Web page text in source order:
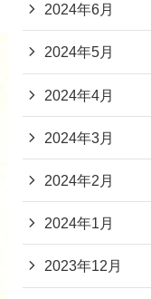
2024年6月
2024年5月
2024年4月
2024年3月
2024年2月
2024年1月
2023年12月